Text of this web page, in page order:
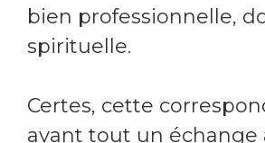
bien professionnelle,
spirituelle.
Certes, cette
avant tout un échange